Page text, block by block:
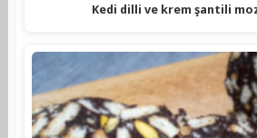
Kedi dilli ve krem şantili